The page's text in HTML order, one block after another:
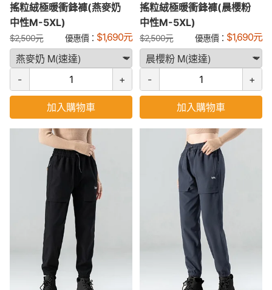
搖粒絨極暖衝鋒褲(燕麥奶
中性M-5XL)
$2,500元 優惠價： $1,690元
- +
加入購物車
搖粒絨極暖衝鋒褲(晨櫻粉
中性M-5XL)
$2,500元 優惠價： $1,690元
- +
加入購物車